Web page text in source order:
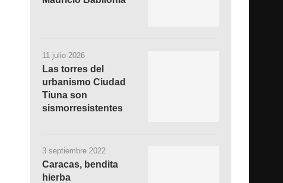
11 julio 2026
Las torres del
urbanismo Ciudad
Tiuna son
sismorresistentes
3 septiembre 2022
Caracas, bendita
hierba